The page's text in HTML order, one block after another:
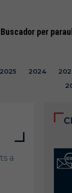
Buscador per
2025 2024
a